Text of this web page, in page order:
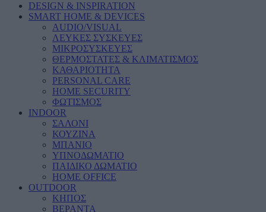
DESIGN & INSPIRATION
SMART HOME & DEVICES
AUDIO/VISUAL
ΛΕΥΚΕΣ ΣΥΣΚΕΥΕΣ
ΜΙΚΡΟΣΥΣΚΕΥΕΣ
ΘΕΡΜΟΣΤΑΤΕΣ & ΚΛΙΜΑΤΙΣΜΟΣ
ΚΑΘΑΡΙΟΤΗΤΑ
PERSONAL CARE
HOME SECURITY
ΦΩΤΙΣΜΟΣ
INDOOR
ΣΑΛΟΝΙ
ΚΟΥΖΙΝΑ
ΜΠΑΝΙΟ
ΥΠΝΟΔΩΜΑΤΙΟ
ΠΑΙΔΙΚΟ ΔΩΜΑΤΙΟ
HOME OFFICE
OUTDOOR
ΚΗΠΟΣ
ΒΕΡΑΝΤΑ